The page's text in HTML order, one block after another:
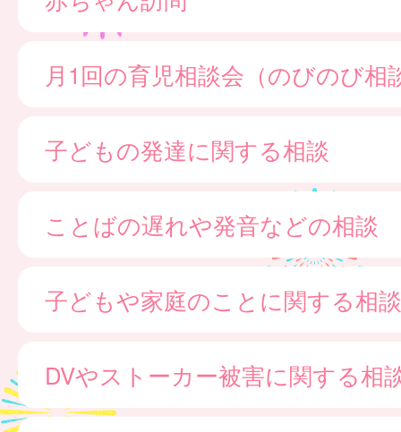
月1回の育児相談会（のびのび相
子どもの発達に関する相談
ことばの遅れや発音などの相談
子どもや家庭のことに関する相談
DVやストーカー被害に関する相